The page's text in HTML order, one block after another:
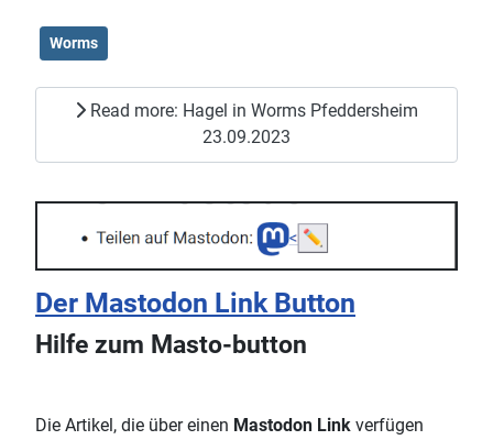
Worms
Read more: Hagel in Worms Pfeddersheim
23.09.2023
Der Mastodon Link Button
Hilfe zum Masto-button
Die Artikel, die über einen Mastodon Link verfügen